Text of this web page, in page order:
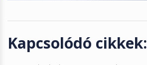
Kapcsolódó cikkek: